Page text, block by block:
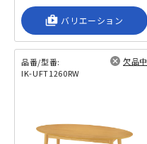
shop_2 バリエーション
品番/型番:
IK-UFT1260RW
欠品中